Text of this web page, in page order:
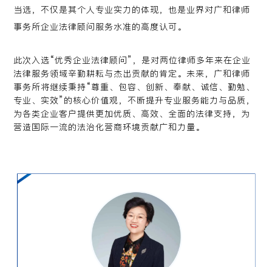
当选，不仅是其个人专业实力的体现，也是业界对广和律师
事务所企业法律顾问服务水准的高度认可。
此次入选“优秀企业法律顾问”，是对两位律师多年来在企业
法律服务领域辛勤耕耘与杰出贡献的肯定。未来，广和律师
事务所将继续秉持“尊重、包容、创新、奉献、诚信、勤勉、
专业、实效”的核心价值观，不断提升专业服务能力与品质，
为各类企业客户提供更加优质、高效、全面的法律支持，为
营造国际一流的法治化营商环境贡献广和力量。